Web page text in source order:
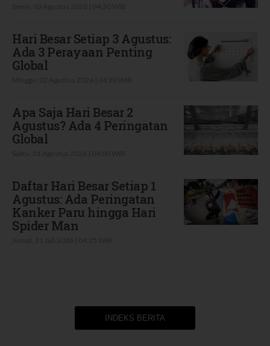
Hari Besar Setiap 3 Agustus:
Ada 3 Perayaan Penting
Global
Apa Saja Hari Besar 2
Agustus? Ada 4 Peringatan
Global
Daftar Hari Besar Setiap 1
Agustus: Ada Peringatan
Kanker Paru hingga Hari
Spider Man
INDEKS BERITA